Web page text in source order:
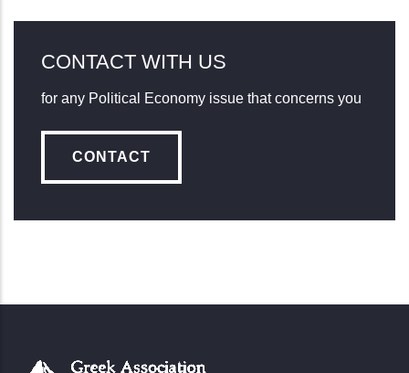
CONTACT WITH US
for any Political Economy issue that concerns you
CONTACT